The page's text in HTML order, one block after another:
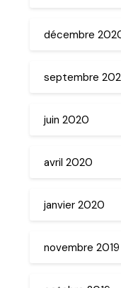
décembre
septembre
juin 2020
avril 2020
janvier 2020
novembre 2019